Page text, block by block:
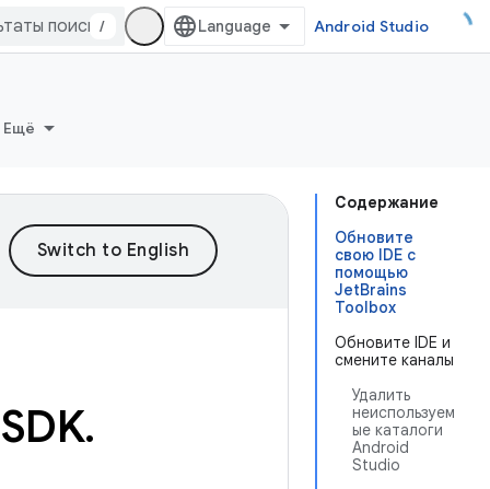
/ Android Studio
Ещё
Содержание
Обновите
свою IDE с
помощью
JetBrains
Toolbox
Обновите IDE и
смените каналы
Удалить
неиспользуем
ые каталоги
Android
Studio
.